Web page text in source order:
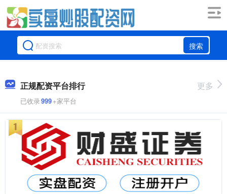
搜索
正规配资平台排行
已收录999+家平台
更多